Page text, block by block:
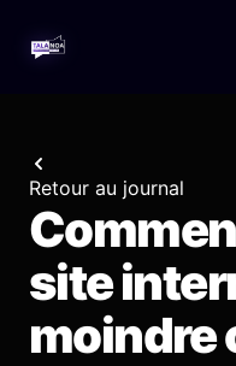
Retour au journal
site
moindre